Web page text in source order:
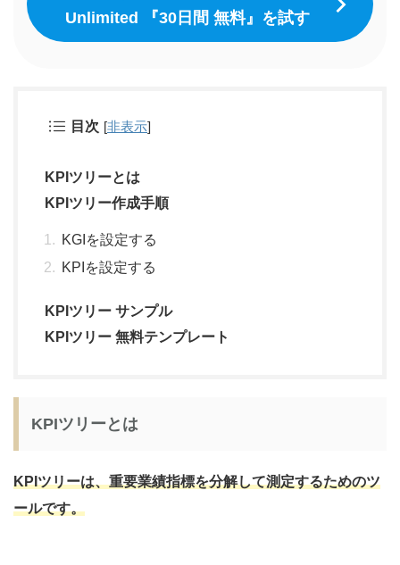
Unlimited 『30日間 無料』を試す
目次 [非表示]
KPIツリーとは
KPIツリー作成手順
KGIを設定する
KPIを設定する
KPIツリー サンプル
KPIツリー 無料テンプレート
KPIツリーとは
KPIツリーは、重要業績指標を分解して測定するためのツ
ールです。